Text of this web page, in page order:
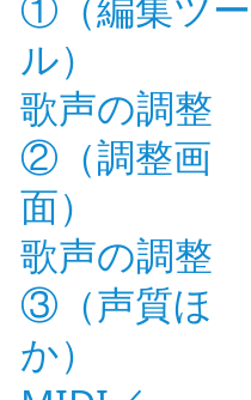
ル）
歌声の調整
②（調整画
面）
歌声の調整
③（声質ほ
か）